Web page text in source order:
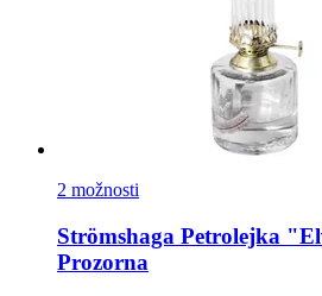
2 možnosti
Strömshaga Petrolejka
Prozorna